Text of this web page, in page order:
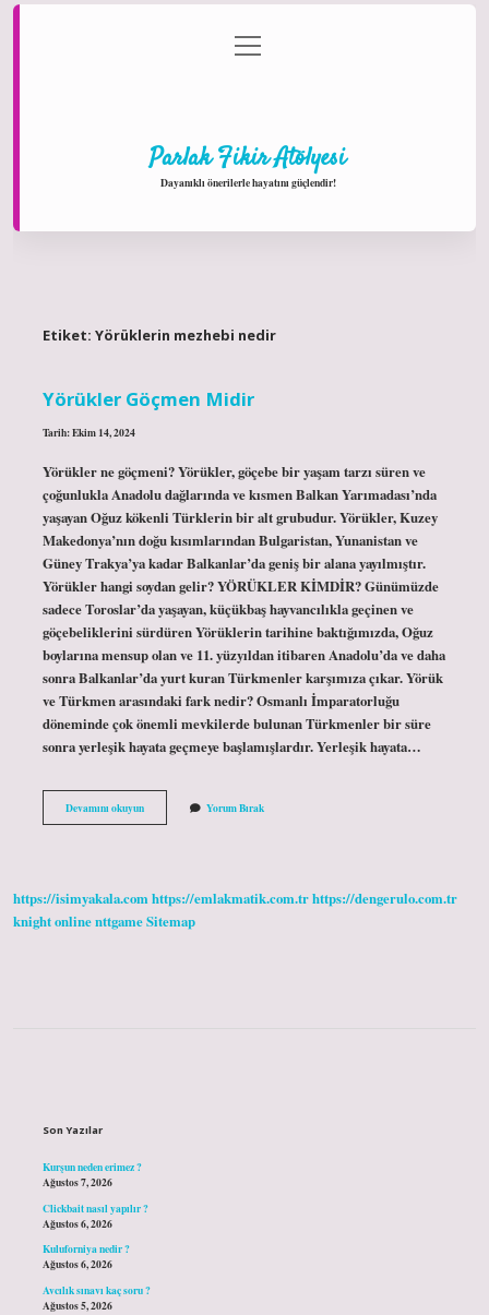
Gizlilik Politikası
menüyü
aç
Parlak Fikir Atölyesi
Dayanıklı önerilerle hayatını güçlendir!
Etiket: Yörüklerin mezhebi nedir
Yörükler Göçmen Midir
Tarih: Ekim 14, 2024
Yörükler ne göçmeni? Yörükler, göçebe bir yaşam tarzı süren ve
çoğunlukla Anadolu dağlarında ve kısmen Balkan Yarımadası’nda
yaşayan Oğuz kökenli Türklerin bir alt grubudur. Yörükler, Kuzey
Makedonya’nın doğu kısımlarından Bulgaristan, Yunanistan ve
Güney Trakya’ya kadar Balkanlar’da geniş bir alana yayılmıştır.
Yörükler hangi soydan gelir? YÖRÜKLER KİMDİR? Günümüzde
sadece Toroslar’da yaşayan, küçükbaş hayvancılıkla geçinen ve
göçebeliklerini sürdüren Yörüklerin tarihine baktığımızda, Oğuz
boylarına mensup olan ve 11. yüzyıldan itibaren Anadolu’da ve daha
sonra Balkanlar’da yurt kuran Türkmenler karşımıza çıkar. Yörük
ve Türkmen arasındaki fark nedir? Osmanlı İmparatorluğu
döneminde çok önemli mevkilerde bulunan Türkmenler bir süre
sonra yerleşik hayata geçmeye başlamışlardır. Yerleşik hayata…
Devamını okuyunYörükler
Göçmen
Yorum Bırak
https://isimyakala.comhttps://emlakmatik.com.trhttps://dengerulo.com.tr
knight onlinenttgameSitemap
Son Yazılar
Kurşun neden erimez ?
Ağustos 7, 2026
Clickbait nasıl yapılır ?
Ağustos 6, 2026
Kuluforniya nedir ?
Ağustos 6, 2026
Avcılık sınavı kaç soru ?
Ağustos 5, 2026